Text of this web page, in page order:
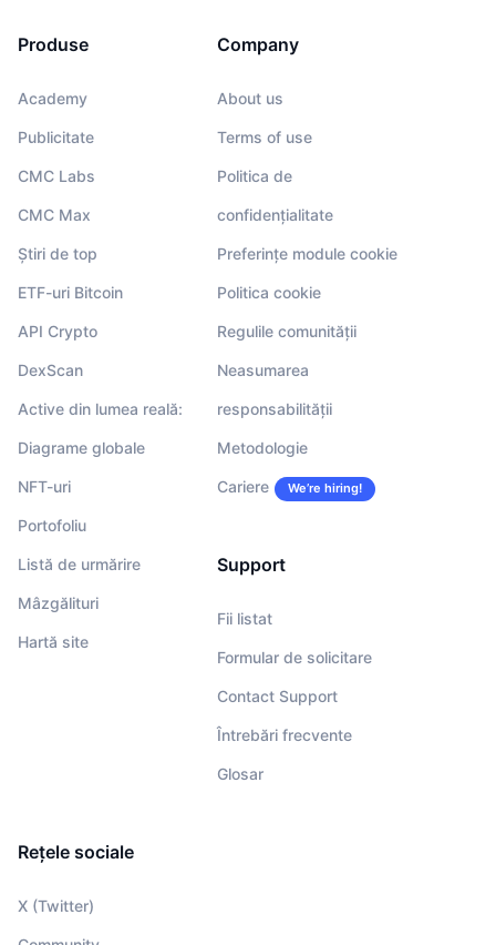
Produse
Academy
Publicitate
CMC Labs
CMC Max
Știri de top
ETF-uri Bitcoin
API Crypto
DexScan
Active din lumea reală:
Diagrame globale
NFT-uri
Portofoliu
Listă de urmărire
Mâzgălituri
Hartă site
Company
About us
Terms of use
Politica de
confidențialitate
Preferințe module cookie
Politica cookie
Regulile comunității
Neasumarea
responsabilității
Metodologie
Cariere We’re hiring!
Support
Fii listat
Formular de solicitare
Contact Support
Întrebări frecvente
Glosar
Rețele sociale
X (Twitter)